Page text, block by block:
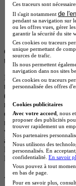
Collaborateur
gestionnaire
Clerc de
Ceschoixde carrière
tout en t'ouvrant un
Le secteur privé
transverses. Ton
(gestion des contrats,
réglementaire),les
connaissance de la
maîtrise une langue
vers l'
international
à cela les postes liés
lobbying en affaires
largement le cabinet du
À lire également
Ces traceurs sont
Il s'agit notamment de
pendant sa navigation sur
ou les offres vues, gérer
garantir la sécurité du site
Ces cookies ou traceurs
unique permettant de
sources de trafic.
Ils nous permettent
navigation dans nos sites
Ces cookies ou traceurs
personnalisée des offres
Cookies publicitaires
Avec votre accord , nous
proposer des publicités
trouver rapidement un
Nos partenaires
Nous utilisons des
personnalisés. En
confidentialité. En savoir
Vous pouvez à tout
en bas de page.
Pour en savoir plus,